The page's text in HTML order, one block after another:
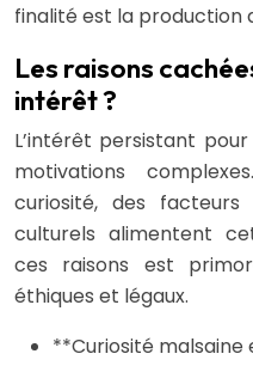
finalité est la production
Les raisons
intérêt ?
L’intérêt persistant
motivations
curiosité, des facteurs
culturels alimentent
ces raisons est
éthiques et légaux.
**Curiosité malsaine